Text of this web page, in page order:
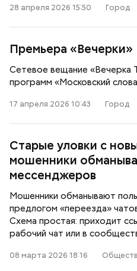
28 апреля 2026 15:50 Город
Премьера «Вечерки»
Сетевое вещание «Вечерка
программ «Московский
17 апреля 2026 10:43 Город
Старые уловки с
мошенники
мессенджеров
Мошенники обманывают
предлогом «переезда»
Схема простая: приходит
рабочий чат или в
08 марта 2026 18:16